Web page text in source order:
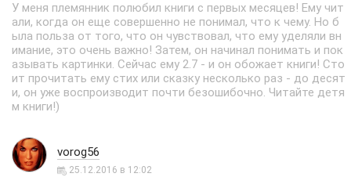
У меня племянник полюбил книги с первых месяцев! Ему чит
али, когда он еще совершенно не понимал, что к чему. Но б
ыла польза от того, что он чувствовал, что ему уделяли вн
имание, это очень важно! Затем, он начинал понимать и пок
азывать картинки. Сейчас ему 2.7 - и он обожает книги! Сто
ит прочитать ему стих или сказку несколько раз - до десят
и, он уже воспроизводит почти безошибочно. Читайте детя
м книги!)
vorog56
25.12.2016 в 12:02